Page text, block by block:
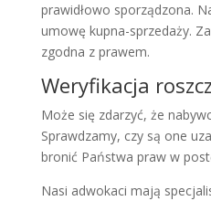
prawidłowo sporządzona.
umowę kupna-sprzedaży.
zgodna z prawem.
Weryfikacja
Może się zdarzyć, że
Sprawdzamy, czy są one
bronić Państwa praw w
Nasi adwokaci mają